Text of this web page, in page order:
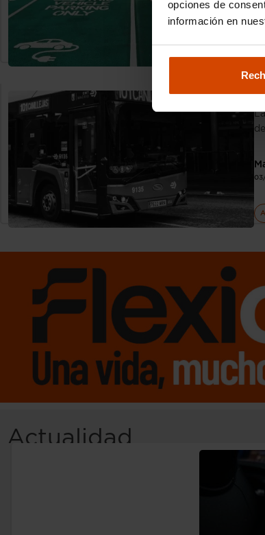
opciones de
información en
Actualidad